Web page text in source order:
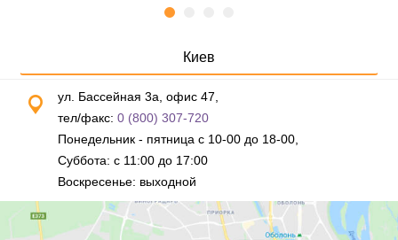
Киев
ул. Бассейная 3а, офис 47,
тел/факс: 0 (800) 307-720
Понедельник - пятница с 10-00 до 18-00,
Суббота: с 11:00 до 17:00
Воскресенье: выходной